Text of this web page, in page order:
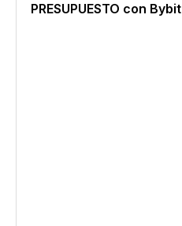
PRESUPUESTO con Bybit